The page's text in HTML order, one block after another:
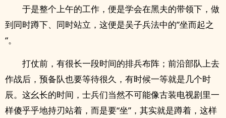
于是整个上午的工作，便是学会在黑夫的带领下，做
到同时蹲下、同时站立，这便是吴子兵法中的”坐而起之
“。
打仗前，有很长一段时间的排兵布阵；前沿部队上去
作战后，预备队也要等待很久，有时候一等就是几个时
辰。这幺长的时间，士兵们当然不可能像古装电视剧里一
样傻乎乎地持刃站着，而是要“坐”，其实就是蹲着，这样